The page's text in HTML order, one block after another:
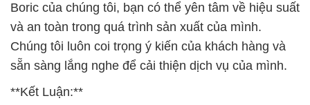
Boric của chúng tôi, bạn có thể yên tâm về hiệu suất
và an toàn trong quá trình sản xuất của mình.
Chúng tôi luôn coi trọng ý kiến của khách hàng và
sẵn sàng lắng nghe để cải thiện dịch vụ của mình.
**Kết Luận:**